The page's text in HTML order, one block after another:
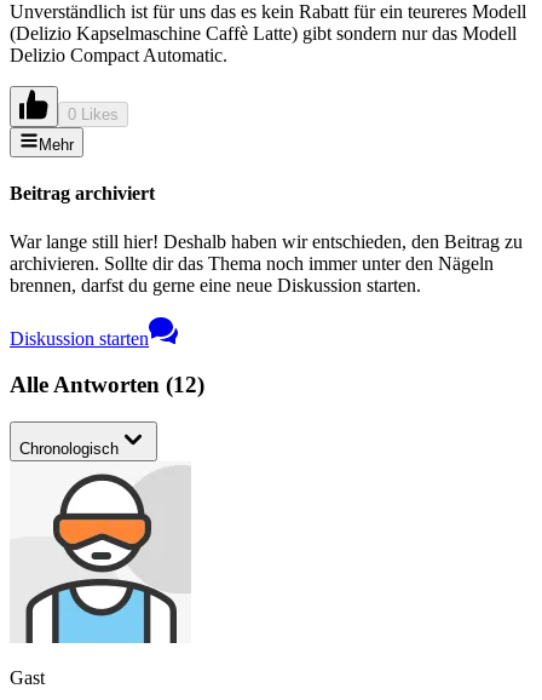
Unverständlich ist für uns das es kein Rabatt für ein teureres Modell
(Delizio Kapselmaschine Caffè Latte) gibt sondern nur das Modell
Delizio Compact Automatic.
0 Likes
Mehr
Beitrag archiviert
War lange still hier! Deshalb haben wir entschieden, den Beitrag zu
archivieren. Sollte dir das Thema noch immer unter den Nägeln
brennen, darfst du gerne eine neue Diskussion starten.
Diskussion starten
Alle Antworten (12)
Chronologisch
Gast